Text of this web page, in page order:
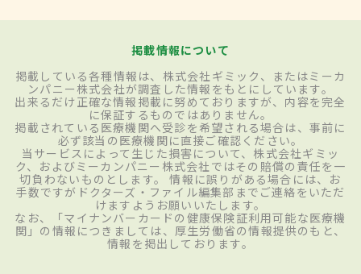
掲載情報について
掲載している各種情報は、株式会社ギミック、またはミーカ
ンパニー株式会社が調査した情報をもとにしています。
出来るだけ正確な情報掲載に努めておりますが、内容を完全
に保証するものではありません。
掲載されている医療機関へ受診を希望される場合は、事前に
必ず該当の医療機関に直接ご確認ください。
当サービスによって生じた損害について、株式会社ギミッ
ク、およびミーカンパニー株式会社ではその賠償の責任を一
切負わないものとします。 情報に誤りがある場合には、お
手数ですがドクターズ・ファイル編集部までご連絡をいただ
けますようお願いいたします。
なお、「マイナンバーカードの健康保険証利用可能な医療機
関」の情報につきましては、厚生労働省の情報提供のもと、
情報を掲出しております。